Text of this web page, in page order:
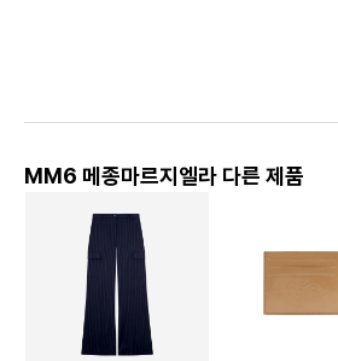
MM6 메종마르지엘라 다른 제품